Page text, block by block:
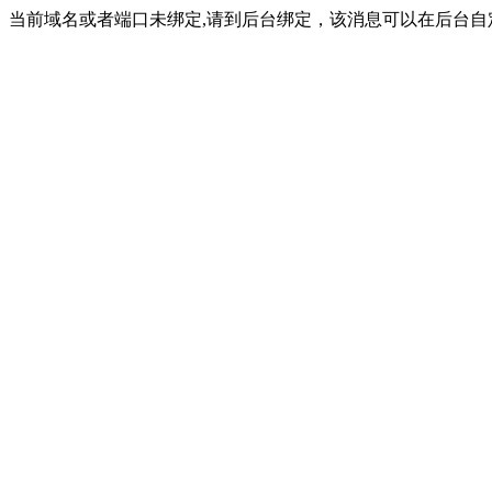
当前域名或者端口未绑定,请到后台绑定，该消息可以在后台自